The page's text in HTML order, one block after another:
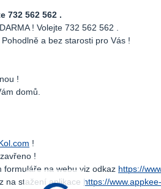
732 562 562 .
! Volejte 732 562 562 .
a bez starosti pro Vás !
!
domů.
!
!
formuláře na webu viz odkaz https://
na stažení aplikace https://